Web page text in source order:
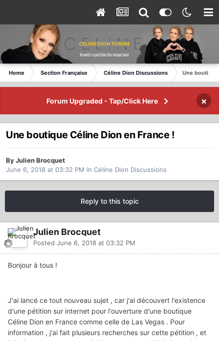
Home Section Française Céline Dion Discussions Une
Forum Upgraded - Tap/Click Here ×
Une boutique Céline Dion en France !
By Julien Brocquet
June 6, 2018 at 03:32 PM in Céline Dion Discussions
Reply to this topic
Julien Brocquet
Posted June 6, 2018 at 03:32 PM
Bonjour à tous !
J'ai lancé ce tout nouveau sujet , car j'ai découvert l'existence
d'une pétition sur internet pour l'ouverture d'une boutique
Céline Dion en France comme celle de Las Vegas . Pour
information , j'ai fait plusieurs recherches sur cette pétition , et